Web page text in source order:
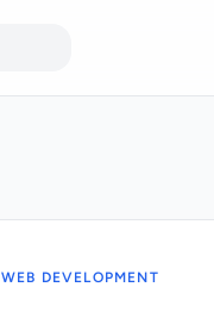
WEB DEVELOPMENT